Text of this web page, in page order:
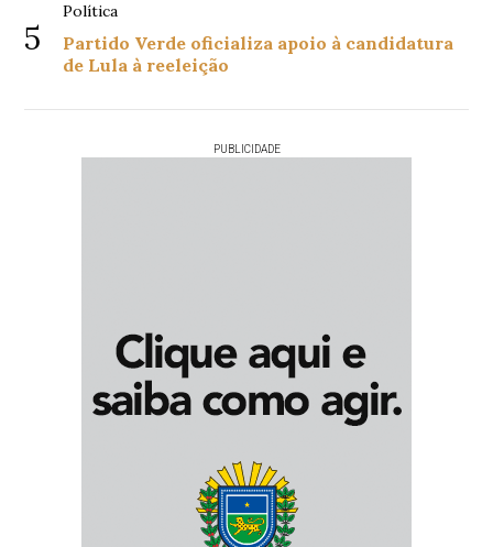
5
Política
Partido Verde oficializa apoio à candidatura
de Lula à reeleição
PUBLICIDADE